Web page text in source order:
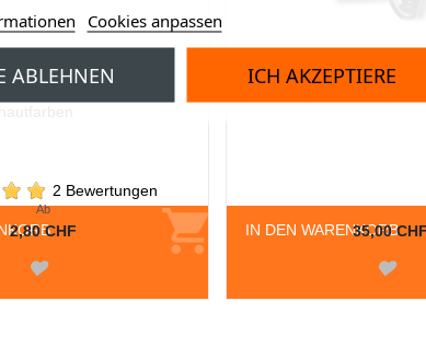
Verschluss kleiner
Ab
2,80 CHF
2 Bewertungen
leer, schwarz, 13 x 6.5 x 6
IN DEN WARENKORB
35,00
Cookies anpassen
ABLEHNEN ICH AKZEPTIERE